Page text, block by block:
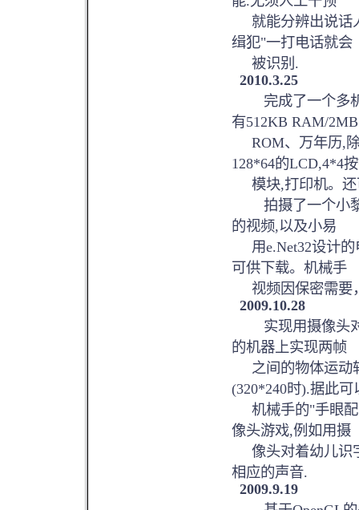
就能分辨出说话
缉犯"一打电话就会
被识别.
2010.3.25
完成了一个多机
有512KB RAM/2MB
ROM、万年历,除
128*64的LCD,4*4
模块,打印机。还
拍摄了一个小黎
的视频,以及小易
用e.Net32设计的
可供下载。机械手
视频因保密需要
2009.10.28
实现用摄像头对
的机器上实现两帧
之间的物体运动
(320*240时).据此可
机械手的"手眼配
像头游戏,例如用摄
像头对着幼儿识
相应的声音.
2009.9.19